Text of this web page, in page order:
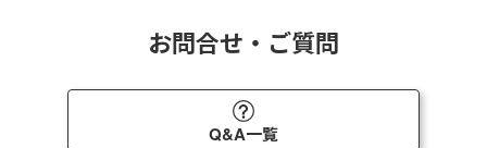
お問合せ・ご質問
Q&A一覧